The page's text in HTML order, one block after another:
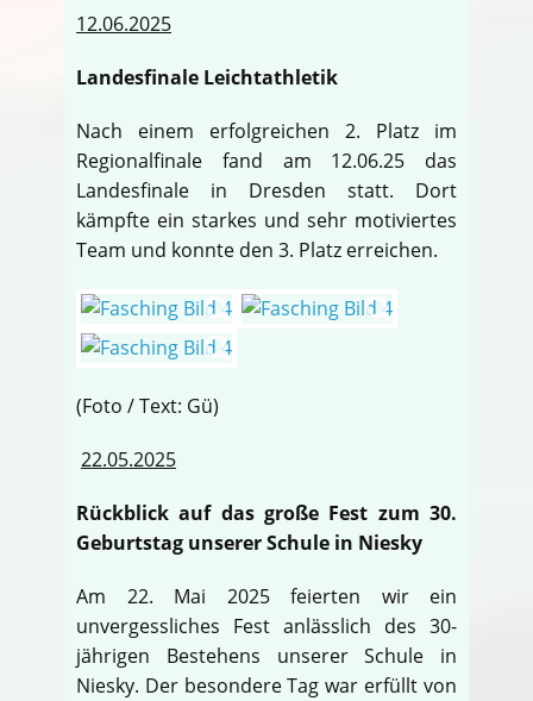
12.06.2025
Landesfinale Leichtathletik
Nach einem erfolgreichen 2. Platz im
Regionalfinale fand am 12.06.25 das
Landesfinale in Dresden statt. Dort
kämpfte ein starkes und sehr motiviertes
Team und konnte den 3. Platz erreichen.
(Foto / Text: Gü)
22.05.2025
Rückblick auf das große Fest zum 30.
Geburtstag unserer Schule in Niesky
Am 22. Mai 2025 feierten wir ein
unvergessliches Fest anlässlich des 30-
jährigen Bestehens unserer Schule in
Niesky. Der besondere Tag war erfüllt von